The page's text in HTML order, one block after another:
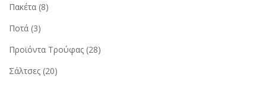
Πακέτα (8)
Ποτά (3)
Προϊόντα Τρούφας (28)
Σάλτσες (20)